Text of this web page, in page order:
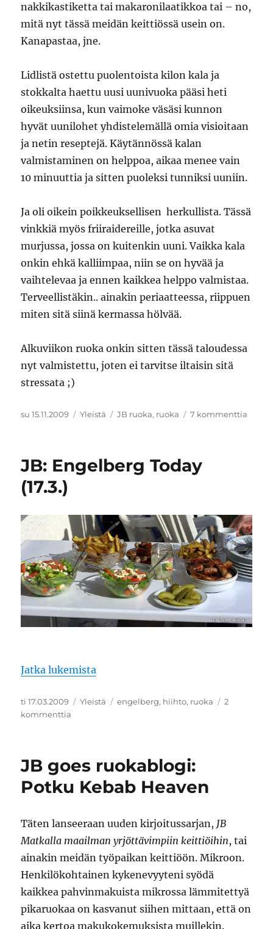
nakkikastiketta tai makaronilaatikkoa tai – no,
mitä nyt tässä meidän keittiössä usein on.
Kanapastaa, jne.
Lidlistä ostettu puolentoista kilon kala ja
stokkalta haettu uusi uunivuoka pääsi heti
oikeuksiinsa, kun vaimoke väsäsi kunnon
hyvät uunilohet yhdistelemällä omia visioitaan
ja netin reseptejä. Käytännössä kalan
valmistaminen on helppoa, aikaa menee vain
10 minuuttia ja sitten puoleksi tunniksi uuniin.
Ja oli oikein poikkeuksellisen herkullista. Tässä
vinkkiä myös friiraidereille, jotka asuvat
murjussa, jossa on kuitenkin uuni. Vaikka kala
onkin ehkä kalliimpaa, niin se on hyvää ja
vaihtelevaa ja ennen kaikkea helppo valmistaa.
Terveellistäkin.. ainakin periaatteessa, riippuen
miten sitä siinä kermassa hölvää.
Alkuviikon ruoka onkin sitten tässä taloudessa
nyt valmistettu, joten ei tarvitse iltaisin sitä
stressata ;)
Julkaistu
su 15.11.2009 Kategoriat
Yleistä Avainsanat
JB ruoka, ruoka 7 kommenttia
JB: Engelberg Today
(17.3.)
Jatka lukemista
Julkaistu
ti 17.03.2009 Kategoriat
Yleistä Avainsanat
engelberg, hiihto, ruoka
2
kommenttia
(17.3.)
JB goes ruokablogi:
Potku Kebab Heaven
Täten lanseeraan uuden kirjoitussarjan, JB
Matkalla maailman yrjöttävimpiin keittiöihin, tai
ainakin meidän työpaikan keittiöön. Mikroon.
Henkilökohtainen kykenevyyteni syödä
kaikkea pahvinmakuista mikrossa lämmitettyä
pikaruokaa on kasvanut siihen mittaan, että on
aika kertoa makukokemuksista muillekin.